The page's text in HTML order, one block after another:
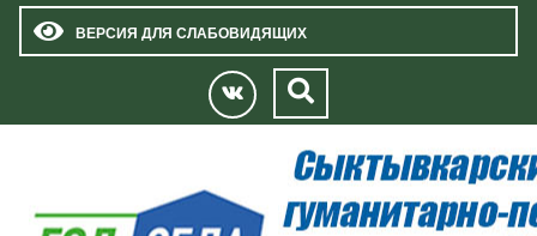
ВЕРСИЯ ДЛЯ СЛАБОВИДЯЩИХ